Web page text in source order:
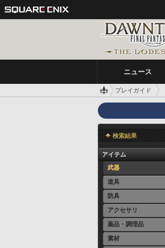
ニュース
プレイガイド
検索結果
アイテム
武器
道具
防具
アクセサリ
薬品・調理品
素材